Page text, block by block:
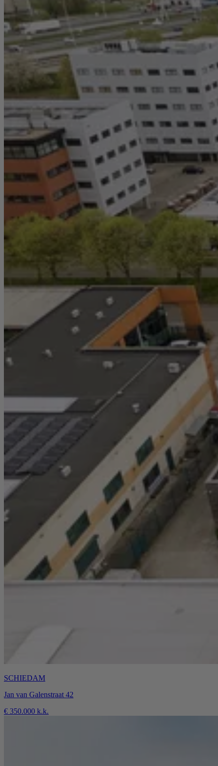
SCHIEDAM
Jan van Galenstraat 42
€ 350.000 k.k.